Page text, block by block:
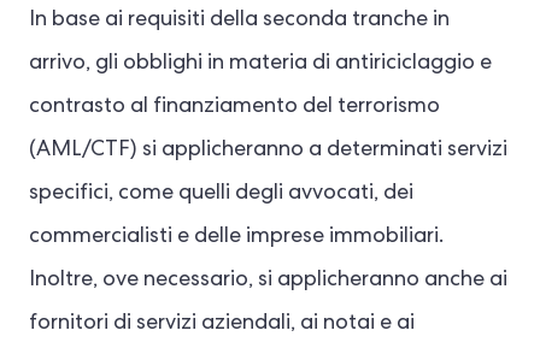
In base ai requisiti della seconda tranche in
arrivo, gli obblighi in materia di antiriciclaggio e
contrasto al finanziamento del terrorismo
(AML/CTF) si applicheranno a determinati servizi
specifici, come quelli degli avvocati, dei
commercialisti e delle imprese immobiliari.
Inoltre, ove necessario, si applicheranno anche ai
fornitori di servizi aziendali, ai notai e ai